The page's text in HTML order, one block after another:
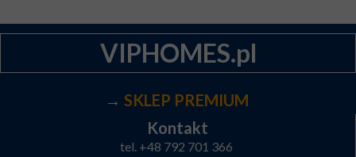
Kontakt
tel. +48 792 701 366
VIPHOMES.pl
→ SKLEP PREMIUM